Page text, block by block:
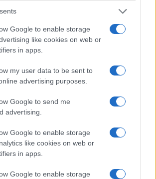
Google to enable storage
like cookies on web or
in apps.
my user data to be sent to
advertising purposes.
Google to send me
advertising.
Google to enable storage
like cookies on web or
in apps.
Google to enable storage
Ιράν και Ομάν συμφώνησαν
νέας διαδρομής διέλευσης των